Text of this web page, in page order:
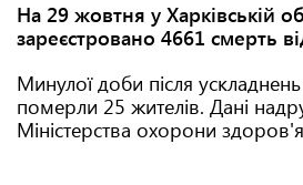
На 29 жовтня у Харківській
зареєстровано 4661 смерть
Минулої доби після
померли 25 жителів. Дані
Міністерства охорони